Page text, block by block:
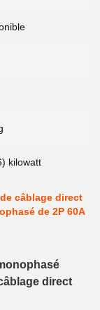
kilowatt
câblage direct
de 2P 60A
direct